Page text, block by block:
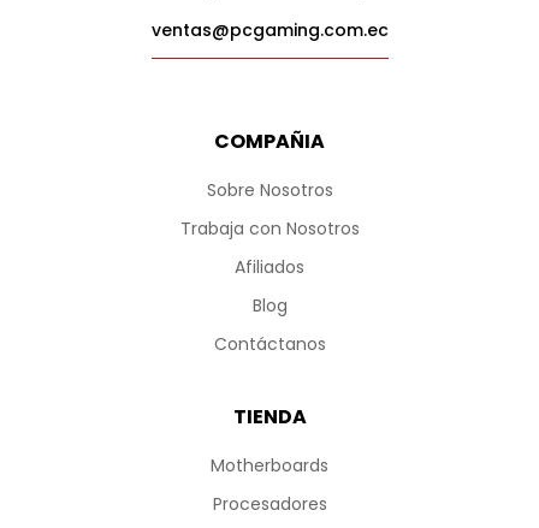
COMPAÑIA
Sobre Nosotros
Trabaja con Nosotros
Afiliados
Blog
Contáctanos
TIENDA
Motherboards
Procesadores
ventas@pcgaming.com.ec